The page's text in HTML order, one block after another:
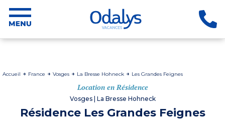
Accueil France Vosges La Bresse Hohneck Les Grandes Feignes
Location en Résidence
Vosges | La Bresse Hohneck
Résidence Les Grandes Feignes